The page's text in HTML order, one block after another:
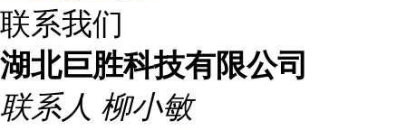
联系我们
湖北巨胜科技有限公司
联系人 柳小敏